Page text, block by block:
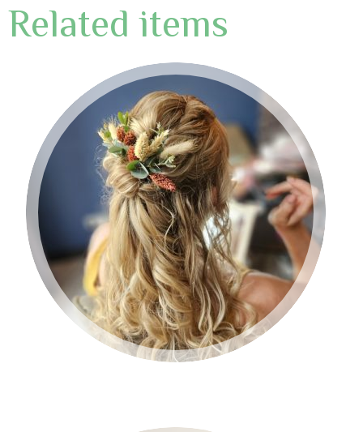
Related items
BRUID 2024